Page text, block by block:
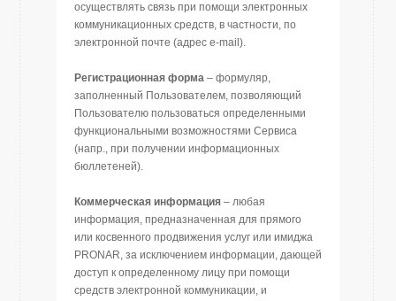
осуществлять связь при помощи электронных
коммуникационных средств, в частности, по
электронной почте (адрес e-mail).
Регистрационная форма – формуляр,
заполненный Пользователем, позволяющий
Пользователю пользоваться определенными
функциональными возможностями Сервиса
(напр., при получении информационных
бюллетеней).
Коммерческая информация – любая
информация, предназначенная для прямого
или косвенного продвижения услуг или имиджа
PRONAR, за исключением информации, дающей
доступ к определенному лицу при помощи
средств электронной коммуникации, и